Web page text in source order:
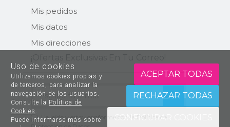
Mis pedidos
Mis datos
Mis direcciones
ENVIAR
He leído y estoy conforme con la Política de
Uso de cookies
Utilizamos cookies propias y
de terceros, para analizar la
navegación de los usuarios.
Consulte la Política de
Cookies .
Puede informarse más sobre
ACEPTAR TODAS
RECHAZAR TODAS
CONFIGURAR COOKIES